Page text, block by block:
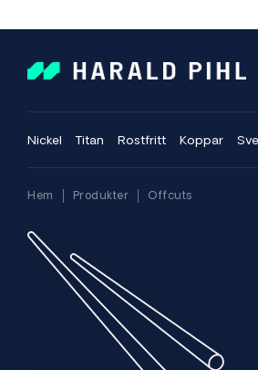
Nickel Titan Rostfritt Koppar
Hem Produkter Offcuts